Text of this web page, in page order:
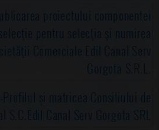
proiectului componentei
pentru selecţia şi numirea
Comerciale Edil Canal Serv
Gorgota S.R.L.
Profilul și matricea Consiliului de
S.C.Edil Canal Serv Gorgota SRL